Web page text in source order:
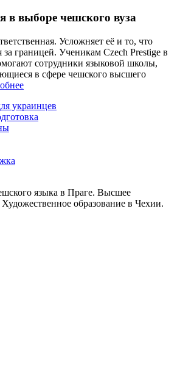
в выборе чешского вуза
Усложняет её и то, что
за границей. Ученикам Czech Prestige в
сотрудники языковой школы,
в сфере чешского высшего
украинцев
языка в Праге. Высшее
образование в Чехии.